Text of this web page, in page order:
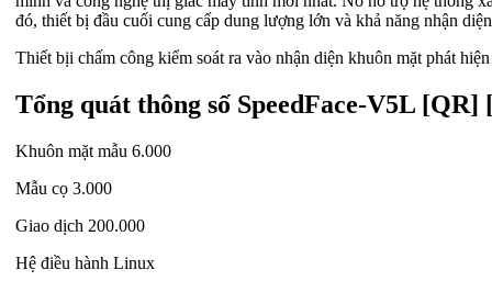
đó, thiết bị đầu cuối cung cấp dung lượng lớn và khả năng nhận
Thiết bịi chấm công kiểm soát ra vào nhận diện khuôn mặt phát
Tổng quát thông số SpeedFace-V5L [QR]
Khuôn mặt mẫu 6.000
Mẫu cọ 3.000
Giao dịch 200.000
Hệ điều hành Linux